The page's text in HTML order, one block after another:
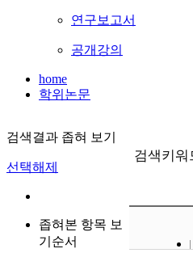
연구보고서
공개강의
home
학위논문
검색결과 좁혀 보기
선택해제
좁혀본 항목 보
기순서
검색키워